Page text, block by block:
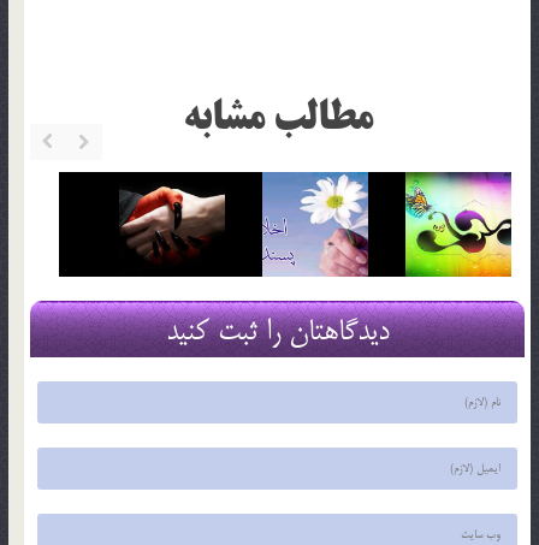
مطالب مشابه
دیدگاهتان را ثبت کنید